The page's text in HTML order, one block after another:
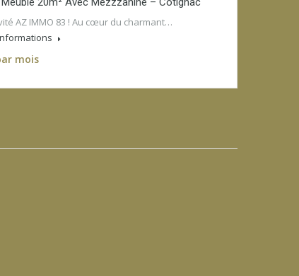
AZ IMMO 83 ! Au cœur du charmant…
mois